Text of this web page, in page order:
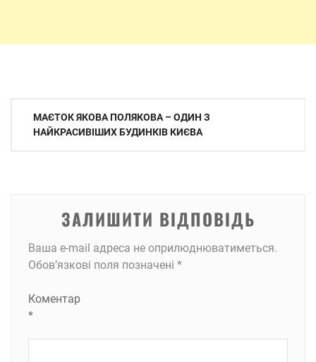
Навігація
записів
МАЄТОК ЯКОВА ПОЛЯКОВА – ОДИН З
НАЙКРАСИВІШИХ БУДИНКІВ КИЄВА
ЗАЛИШИТИ ВІДПОВІДЬ
Ваша e-mail адреса не оприлюднюватиметься.
Обов’язкові поля позначені *
Коментар
*